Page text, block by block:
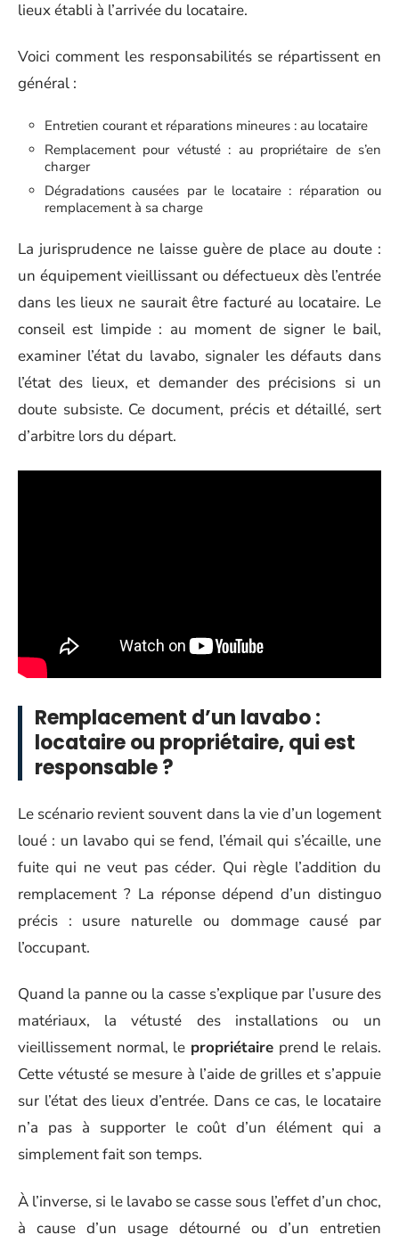
lieux établi à l’arrivée du locataire.
Voici comment les responsabilités se répartissent en
général :
Entretien courant et réparations mineures : au locataire
Remplacement pour vétusté : au propriétaire de s’en
charger
Dégradations causées par le locataire : réparation ou
remplacement à sa charge
La jurisprudence ne laisse guère de place au doute :
un équipement vieillissant ou défectueux dès l’entrée
dans les lieux ne saurait être facturé au locataire. Le
conseil est limpide : au moment de signer le bail,
examiner l’état du lavabo, signaler les défauts dans
l’état des lieux, et demander des précisions si un
doute subsiste. Ce document, précis et détaillé, sert
d’arbitre lors du départ.
Remplacement d’un lavabo :
locataire ou propriétaire, qui est
responsable ?
Le scénario revient souvent dans la vie d’un logement
loué : un lavabo qui se fend, l’émail qui s’écaille, une
fuite qui ne veut pas céder. Qui règle l’addition du
remplacement ? La réponse dépend d’un distinguo
précis : usure naturelle ou dommage causé par
l’occupant.
Quand la panne ou la casse s’explique par l’usure des
matériaux, la vétusté des installations ou un
vieillissement normal, le propriétaire prend le relais.
Cette vétusté se mesure à l’aide de grilles et s’appuie
sur l’état des lieux d’entrée. Dans ce cas, le locataire
n’a pas à supporter le coût d’un élément qui a
simplement fait son temps.
À l’inverse, si le lavabo se casse sous l’effet d’un choc,
à cause d’un usage détourné ou d’un entretien